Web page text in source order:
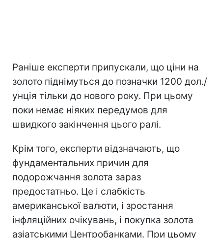
Раніше експерти припускали, що ціни на
золото піднімуться до позначки 1200 дол./
унція тільки до нового року. При цьому
поки немає ніяких передумов для
швидкого закінчення цього ралі.
Крім того, експерти відзначають, що
фундаментальних причин для
подорожчання золота зараз
предостатньо. Це і слабкість
американської валюти, і зростання
інфляційних очікувань, і покупка золота
азіатськими Центробанками. При цьому